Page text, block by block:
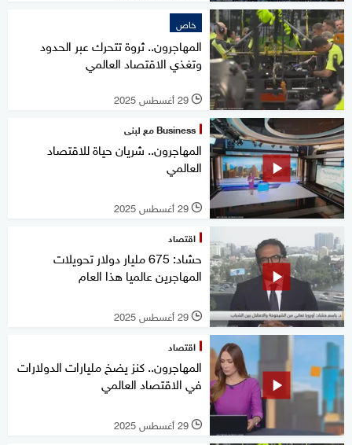
خاص
المهاجرون.. ثروة تتحرك عبر الحدود
وتغذي الاقتصاد العالمي
l 29 أغسطس 2025
Business مع لبنى
المهاجرون.. شريان حياة للاقتصاد
العالمي
l 29 أغسطس 2025
اقتصاد
حشاد: 675 مليار دولار تحويلات
المهاجرين عالميا هذا العام
l 29 أغسطس 2025
اقتصاد
المهاجرون.. كنز يضخ مليارات الدولارات
في الاقتصاد العالمي
l 29 أغسطس 2025